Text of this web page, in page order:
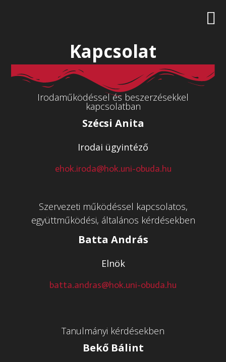
Kapcsolat
Irodaműködéssel és beszerzésekkel
kapcsolatban
Szécsi Anita
Irodai ügyintéző
ehok.iroda@hok.uni-obuda.hu
Szervezeti működéssel kapcsolatos,
együttműködési, általános kérdésekben
Batta András
Elnök
batta.andras@hok.uni-obuda.hu
Tanulmányi kérdésekben
Bekő Bálint